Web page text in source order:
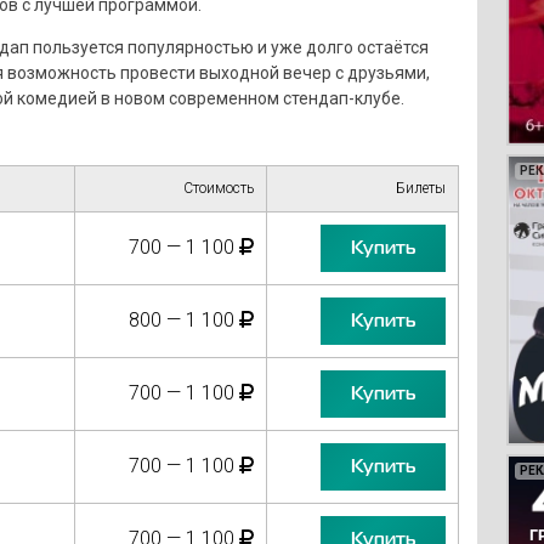
с лучшей программой.
пользуется популярностью и уже долго остаётся
провести выходной вечер с друзьями,
комедией в новом современном стендап-клубе.
Стоимость Билеты
700 — 1 100 Купить
800 — 1 100 Купить
700 — 1 100 Купить
700 — 1 100 Купить
700 — 1 100 Купить